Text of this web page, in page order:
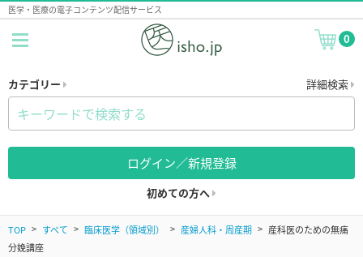
医学・医療の電子コンテンツ配信サービス
0
カテゴリー 詳細検索
ログイン／新規登録
初めての方へ
TOP すべて 臨床医学（領域別） 産婦人科・周産期
産科医のための無痛
分娩講座